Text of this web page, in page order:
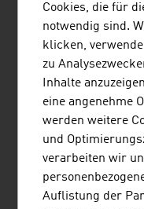
Die TU Wien ist
und
grundlagen- und
Forschung, hohe
interdisziplinäre
internationaler
Cookies, die für
notwendig sind.
klicken,
zu
Inhalte
eine angenehme
werden weitere
und
verarbeiten wir
Auflistung der